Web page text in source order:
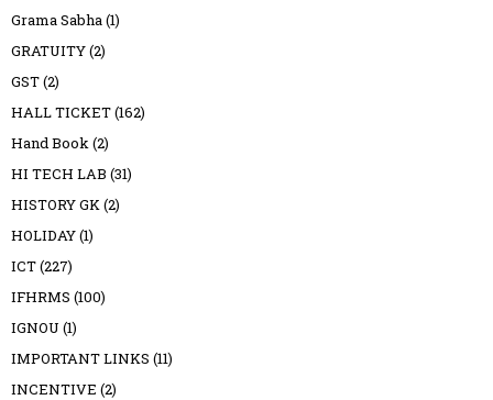
Grama Sabha(1)
GRATUITY(2)
GST(2)
HALL TICKET(162)
Hand Book(2)
HI TECH LAB (31)
HISTORY GK(2)
HOLIDAY(1)
ICT(227)
IFHRMS (100)
IGNOU (1)
IMPORTANT LINKS (11)
INCENTIVE (2)